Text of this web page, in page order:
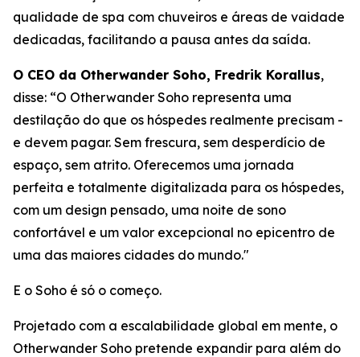
qualidade de spa com chuveiros e áreas de vaidade
dedicadas, facilitando a pausa antes da saída.
O CEO da Otherwander Soho, Fredrik Korallus,
disse: “O Otherwander Soho representa uma
destilação do que os hóspedes realmente precisam -
e devem pagar. Sem frescura, sem desperdício de
espaço, sem atrito. Oferecemos uma jornada
perfeita e totalmente digitalizada para os hóspedes,
com um design pensado, uma noite de sono
confortável e um valor excepcional no epicentro de
uma das maiores cidades do mundo."
E o Soho é só o começo.
Projetado com a escalabilidade global em mente, o
Otherwander Soho pretende expandir para além do